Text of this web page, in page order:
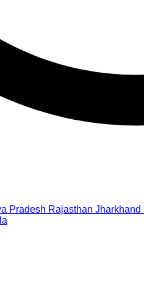
Pradesh Rajasthan Jharkhand